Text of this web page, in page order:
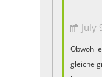
July
Obwohl
gleiche